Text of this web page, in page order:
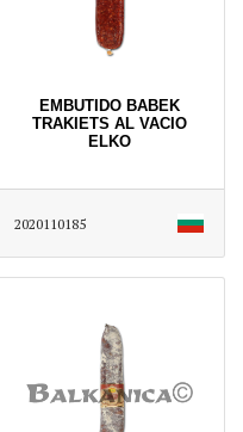
EMBUTIDO BABEK
TRAKIETS AL VACIO
ELKO
2020110185